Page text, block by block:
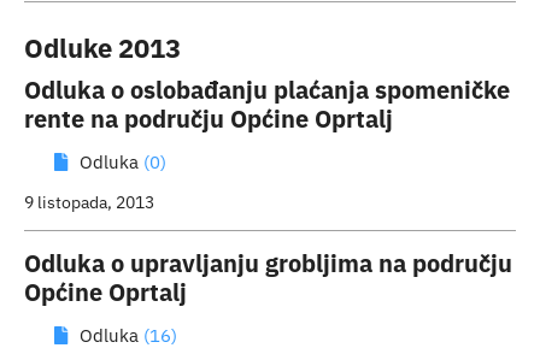
Odluke 2013
Odluka o oslobađanju plaćanja spomeničke
rente na području Općine Oprtalj
Odluka (0)
9 listopada, 2013
Odluka o upravljanju grobljima na području
Općine Oprtalj
Odluka (16)